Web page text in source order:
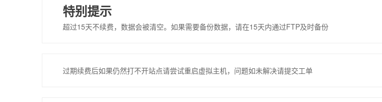
特别提示
超过15天不续费，数据会被清空。如果需要备份数据，请在15天内通过FTP及时备份
过期续费后如果仍然打不开站点请尝试重启虚拟主机，问题如未解决请提交工单